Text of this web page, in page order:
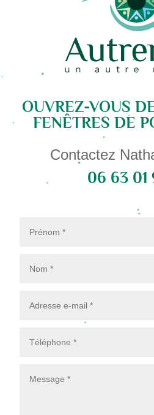
OUVREZ-VOUS
FENÊTRES DE
Contactez
06 63 01